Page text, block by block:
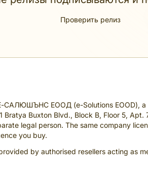
Проверить релиз
САЛЮШЪНС ЕООД (e-Solutions EOOD), a
Buxton Blvd., Block B, Floor 5, Apt.
legal person. The same company
you buy.
by authorised resellers acting as